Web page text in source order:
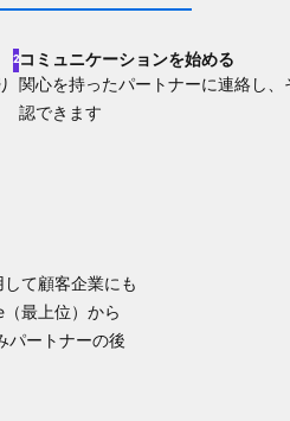
2コミュニケーションを始める
関心を持ったパートナーに連絡し
認できます
て顧客企業にも
最上位）から
パートナーの後